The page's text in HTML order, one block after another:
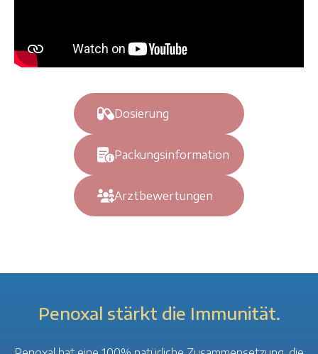
Dosierung
Packungsinformation
Arztbewertungen
Penoxal stärkt die Immunität.